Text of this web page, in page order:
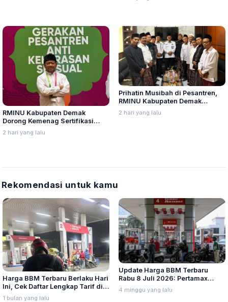
Tidak Sekolah Berbasis Early
RMINU Kabupaten Demak
Dorong Kemenag Sertifikasi
Manajemen Perlindungan Santri
2 hari yang lalu
Prihatin Musibah di Pesantren,
RMINU Kabupaten Demak
Dorong Sertifikasi Perlindungan
Santri
2 hari yang lalu
Rekomendasi untuk kamu
Harga BBM Terbaru Berlaku Hari
Ini, Cek Daftar Lengkap Tarif di
Seluruh Indonesia
1 bulan yang lalu
Update Harga BBM Terbaru
Rabu 8 Juli 2026: Pertamax
Turbo, Dexlite, dan Pertamina
Dex Turun
4 minggu yang lalu